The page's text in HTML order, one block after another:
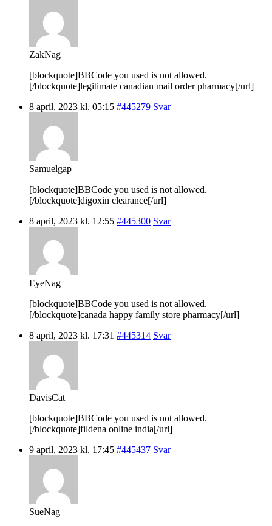
ZakNag
[blockquote]BBCode you used is not allowed.
[/blockquote]legitimate canadian mail order pharmacy[/url]
8 april, 2023 kl. 05:15 #445279 Svar
Samuelgap
[blockquote]BBCode you used is not allowed.
[/blockquote]digoxin clearance[/url]
8 april, 2023 kl. 12:55 #445300 Svar
EyeNag
[blockquote]BBCode you used is not allowed.
[/blockquote]canada happy family store pharmacy[/url]
8 april, 2023 kl. 17:31 #445314 Svar
DavisCat
[blockquote]BBCode you used is not allowed.
[/blockquote]fildena online india[/url]
9 april, 2023 kl. 17:45 #445437 Svar
SueNag